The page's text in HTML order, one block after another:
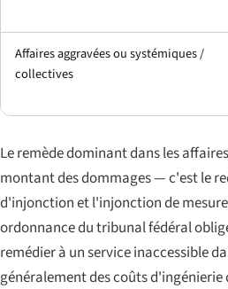
Affaires aggravées ou systémiques /
collectives
Le remède dominant dans les
montant des dommages — c'est le
d'injonction et l'injonction de
ordonnance du tribunal fédéral
remédier à un service inaccessible
généralement des coûts